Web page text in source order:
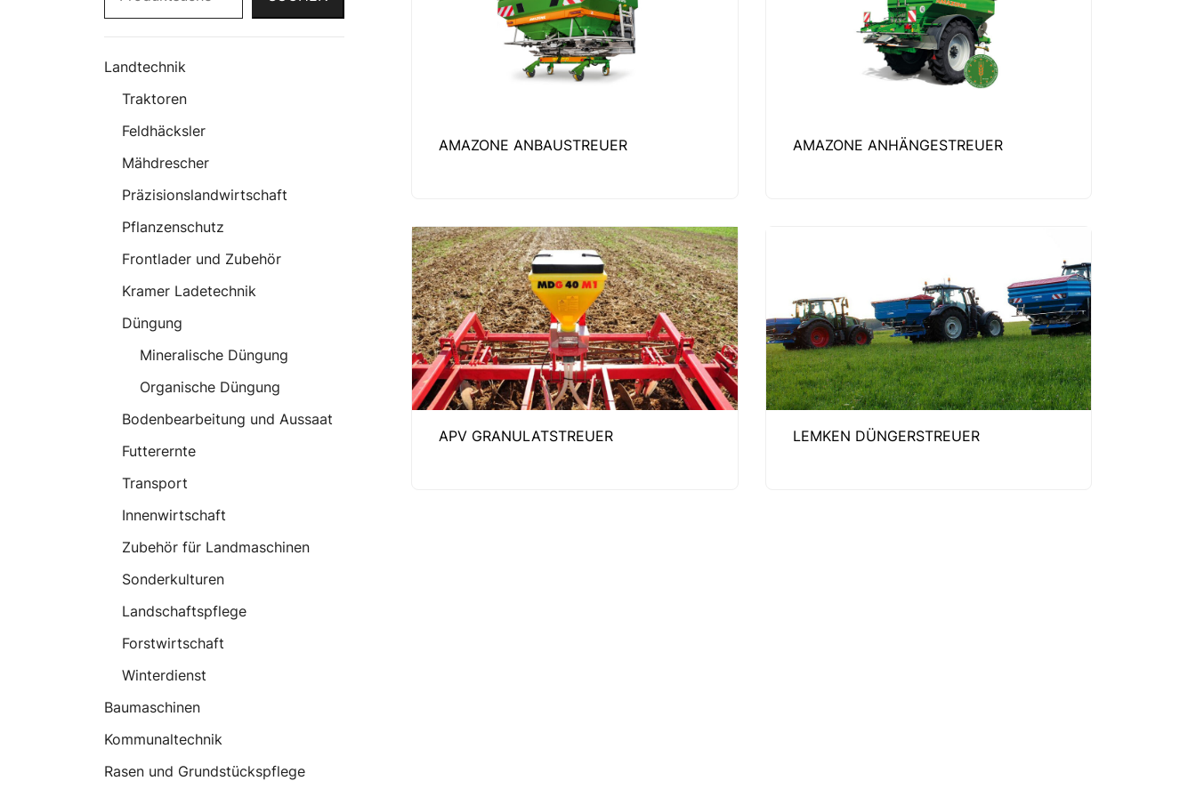
AMAZONE ANBAUSTREUER AMAZONE ANHÄNGESTREUER
APV GRANULATSTREUER LEMKEN DÜNGERSTREUER
Landtechnik
Traktoren
Feldhäcksler
Mähdrescher
Präzisionslandwirtschaft
Pflanzenschutz
Frontlader und Zubehör
Kramer Ladetechnik
Düngung
Mineralische Düngung
Organische Düngung
Bodenbearbeitung und Aussaat
Futterernte
Transport
Innenwirtschaft
Zubehör für Landmaschinen
Sonderkulturen
Landschaftspflege
Forstwirtschaft
Winterdienst
Baumaschinen
Kommunaltechnik
Rasen und Grundstückspflege